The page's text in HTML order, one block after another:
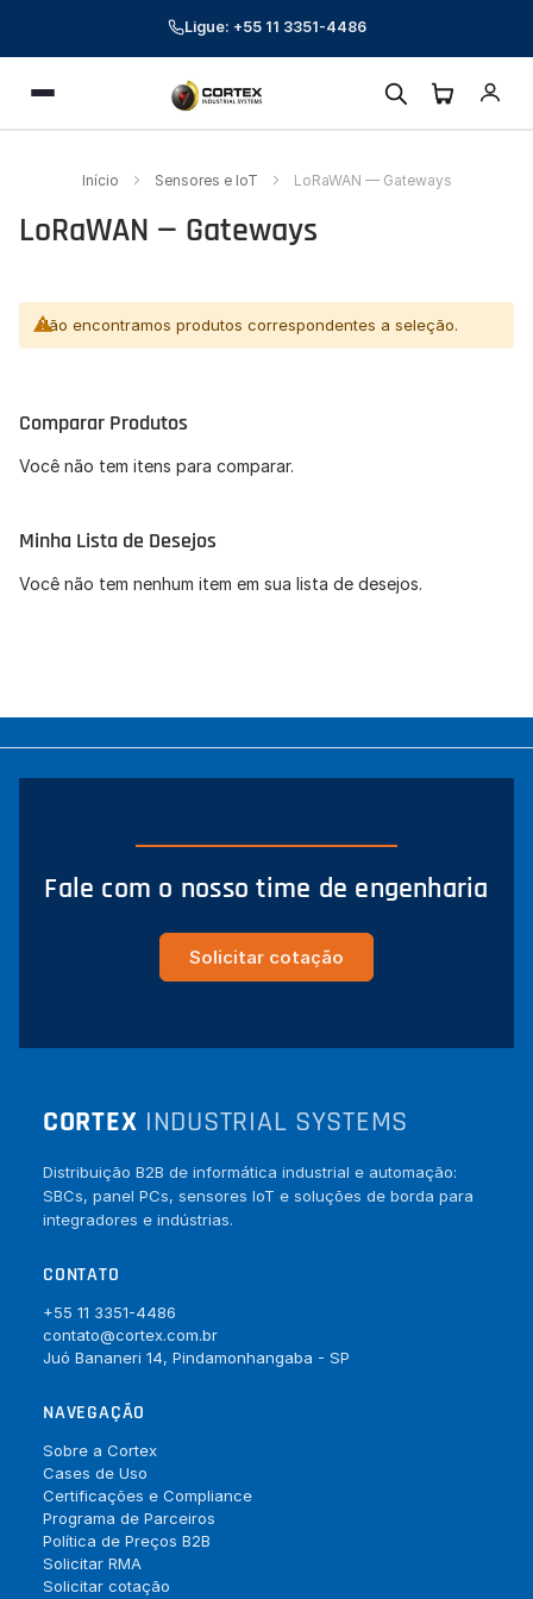
Ligue: +55 11 3351-4486
Menu
Início Sensores e IoT LoRaWAN — Gateways
LoRaWAN — Gateways
Não encontramos produtos correspondentes a seleção.
Comparar Produtos
Você não tem itens para comparar.
Minha Lista de Desejos
Você não tem nenhum item em sua lista de desejos.
Fale com o nosso time de engenharia
Solicitar cotação
CORTEX INDUSTRIAL SYSTEMS
Distribuição B2B de informática industrial e automação:
SBCs, panel PCs, sensores IoT e soluções de borda para
integradores e indústrias.
CONTATO
+55 11 3351-4486
contato@cortex.com.br
Juó Bananeri 14, Pindamonhangaba - SP
NAVEGAÇÃO
Sobre a Cortex
Cases de Uso
Certificações e Compliance
Programa de Parceiros
Política de Preços B2B
Solicitar RMA
Solicitar cotação
Cortex Industrial Systems
Online — respondemos em poucos minutos
Preencha seus dados para começar a conversa.
Telefone *
Empresa (opcional)
Como podemos ajudar? *
Iniciar conversa